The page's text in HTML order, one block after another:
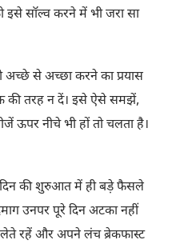
सॉल्व करने में भी जरा सा
अच्छे से अच्छा करने का प्रयास
की तरह न दें। इसे ऐसे समझें,
ऊपर नीचे भी हों तो चलता है।
दिन की शुरुआत में ही बड़े फैसले
उनपर पूरे दिन अटका नहीं
लेते रहें और अपने लंच ब्रेकफास्ट